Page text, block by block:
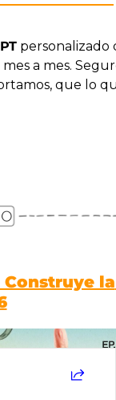
personalizado
a mes.
que lo
Construye la